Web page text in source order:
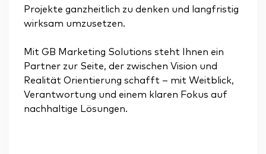
Projekte ganzheitlich zu denken und langfristig
wirksam umzusetzen.
Mit GB Marketing Solutions steht Ihnen ein
Partner zur Seite, der zwischen Vision und
Realität Orientierung schafft – mit Weitblick,
Verantwortung und einem klaren Fokus auf
nachhaltige Lösungen.